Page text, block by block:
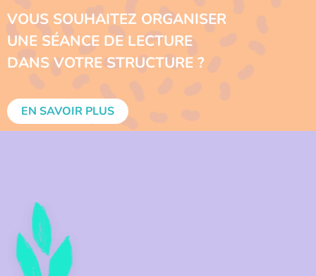
VOUS SOUHAITEZ ORGANISER
UNE SÉANCE DE LECTURE
DANS VOTRE STRUCTURE ?
EN SAVOIR PLUS